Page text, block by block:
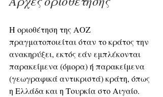
Η οριοθέτηση της ΑΟΖ
πραγματοποιείται όταν το κράτος την
ανακηρύξει, εκτός εάν εμπλέκονται
παρακείμενα (όμορα) ή παρακείμενα
(γεωγραφικά αντικριστά) κράτη, όπως
η Ελλάδα και η Τουρκία στο Αιγαίο.